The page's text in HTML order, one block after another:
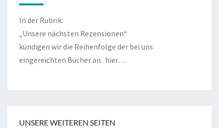
In der Rubrik:
„Unsere nächsten Rezensionen“
kündigen wir die Reihenfolge der bei uns
eingereichten Bücher an. hier…
UNSERE WEITEREN SEITEN